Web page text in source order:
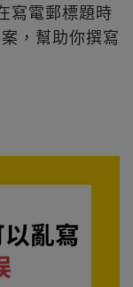
寫電郵標題時
，幫助你撰寫